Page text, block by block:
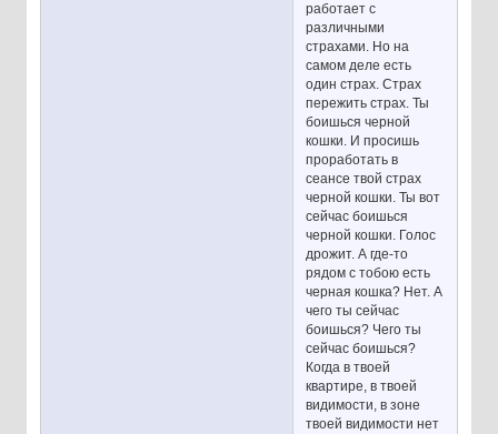
работает с
различными
страхами. Но на
самом деле есть
один страх. Страх
пережить страх. Ты
боишься черной
кошки. И просишь
проработать в
сеансе твой страх
черной кошки. Ты вот
сейчас боишься
черной кошки. Голос
дрожит. А где-то
рядом с тобою есть
черная кошка? Нет. А
чего ты сейчас
боишься? Чего ты
сейчас боишься?
Когда в твоей
квартире, в твоей
видимости, в зоне
твоей видимости нет